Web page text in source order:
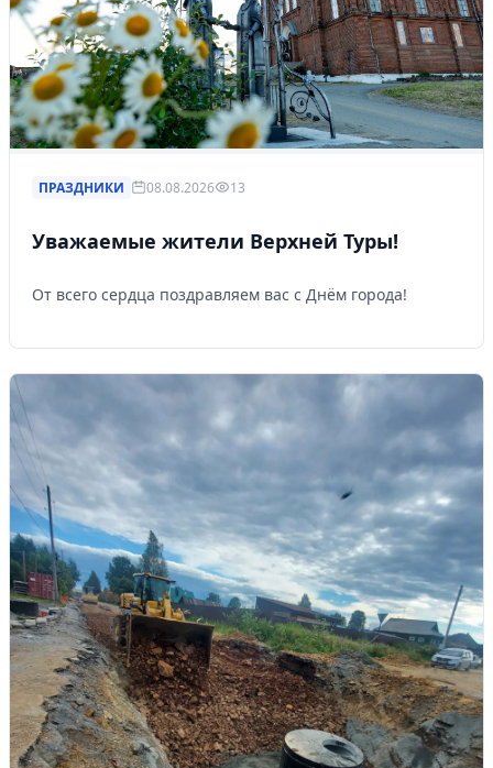
ПРАЗДНИКИ 08.08.2026 13
Уважаемые жители Верхней Туры!
От всего сердца поздравляем вас с Днём города!